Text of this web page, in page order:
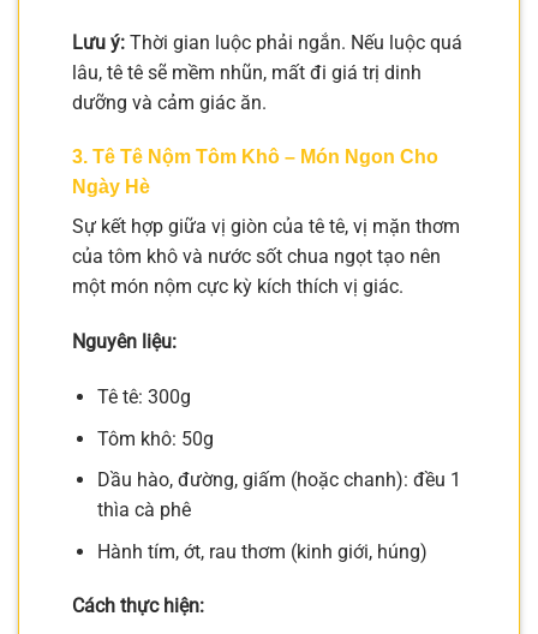
Lưu ý: Thời gian luộc phải ngắn. Nếu luộc quá
lâu, tê tê sẽ mềm nhũn, mất đi giá trị dinh
dưỡng và cảm giác ăn.
3. Tê Tê Nộm Tôm Khô – Món Ngon Cho
Ngày Hè
Sự kết hợp giữa vị giòn của tê tê, vị mặn thơm
của tôm khô và nước sốt chua ngọt tạo nên
một món nộm cực kỳ kích thích vị giác.
Nguyên liệu:
Tê tê: 300g
Tôm khô: 50g
Dầu hào, đường, giấm (hoặc chanh): đều 1
thìa cà phê
Hành tím, ớt, rau thơm (kinh giới, húng)
Cách thực hiện: